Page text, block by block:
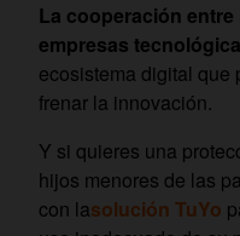
La cooperación
empresas
ecosistema digital que
frenar la innovación.
Y si quieres una
hijos menores de las
con lasolución TuYo